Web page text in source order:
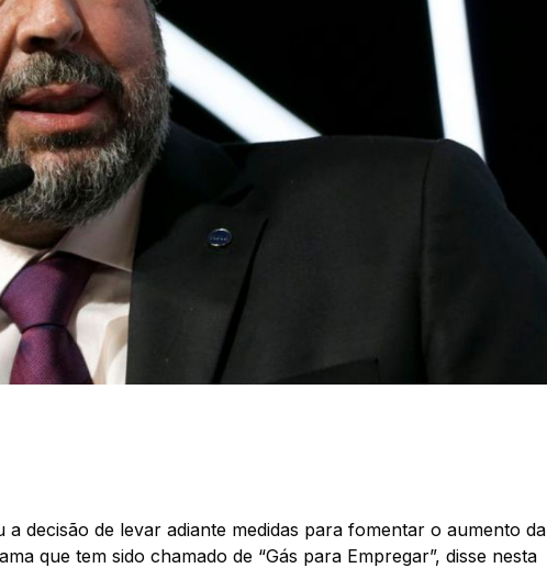
a decisão de levar adiante medidas para fomentar o aumento da
que tem sido chamado de “Gás para Empregar”, disse nesta